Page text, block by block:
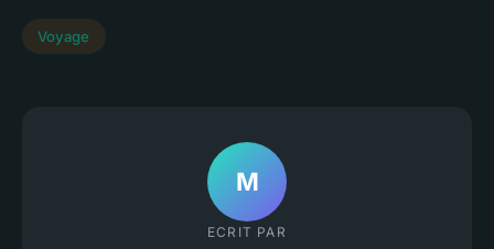
Voyage
M
ECRIT PAR